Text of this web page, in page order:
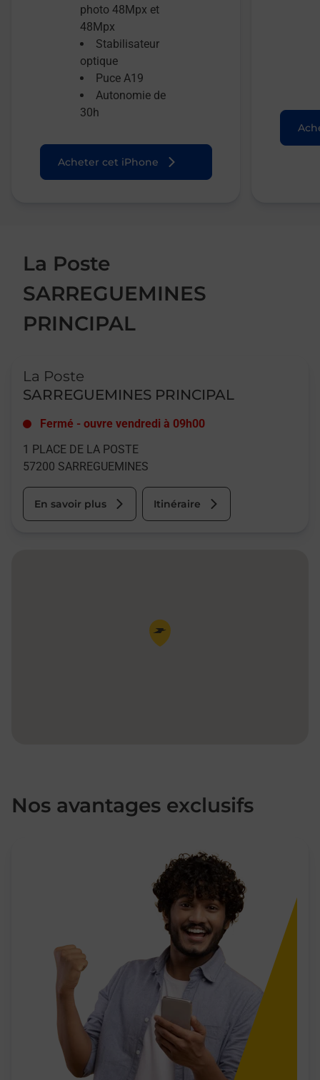
photo 48Mpx et
48Mpx
Stabilisateur
optique
Puce A19
Autonomie de
30h
Acheter cet iPhone
La Poste
SARREGUEMINES
PRINCIPAL
La Poste
SARREGUEMINES PRINCIPAL
Fermé - ouvre vendredi à 09h00
1 PLACE DE LA POSTE
57200 SARREGUEMINES
En savoir plus Itinéraire
Pin de la carte
Nos avantages exclusifs